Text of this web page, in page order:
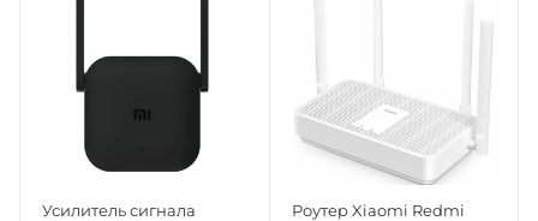
Усилитель сигнала
Роутер Xiaomi Redmi